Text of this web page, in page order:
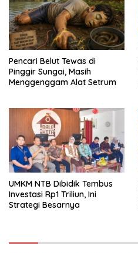
Pencari Belut Tewas di
Pinggir Sungai, Masih
Menggenggam Alat Setrum
UMKM NTB Dibidik Tembus
Investasi Rp1 Triliun, Ini
Strategi Besarnya